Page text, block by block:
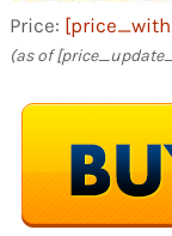
Price:
(as of